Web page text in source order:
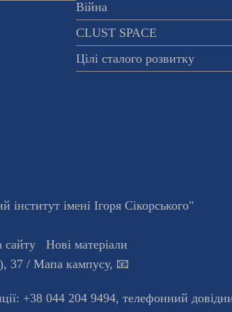
Війна
CLUST SPACE
Цілі сталого розвитку
імені Ігоря Сікорського"
сайту
Нові матеріали
37 / Мапа кампусу, 📧
+38 044 204 9494, телефонний